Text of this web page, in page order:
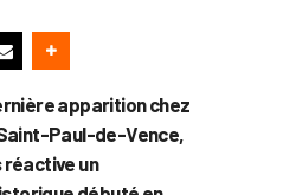
apparition chez
Paul-de-Vence,
un